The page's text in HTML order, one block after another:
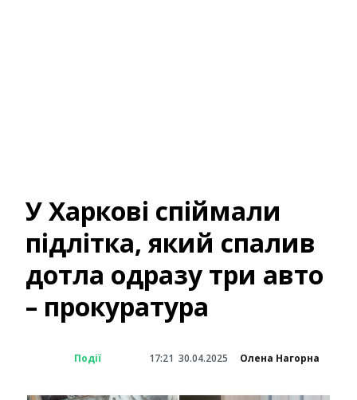
У Харкові спіймали
підлітка, який спалив
дотла одразу три авто
– прокуратура
Події 17:21 30.04.2025 Олена Нагорна